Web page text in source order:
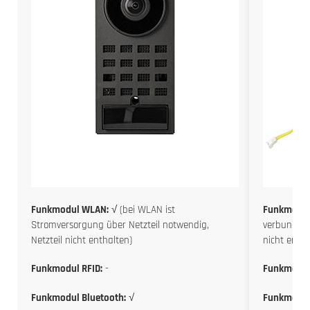
Funkmodul WLAN: √ (bei WLAN ist
Stromversorgung über Netzteil notwendig,
Netzteil nicht enthalten)
Funkmodul RFID: -
Funkmodul Bluetooth: √
verbunden
nicht